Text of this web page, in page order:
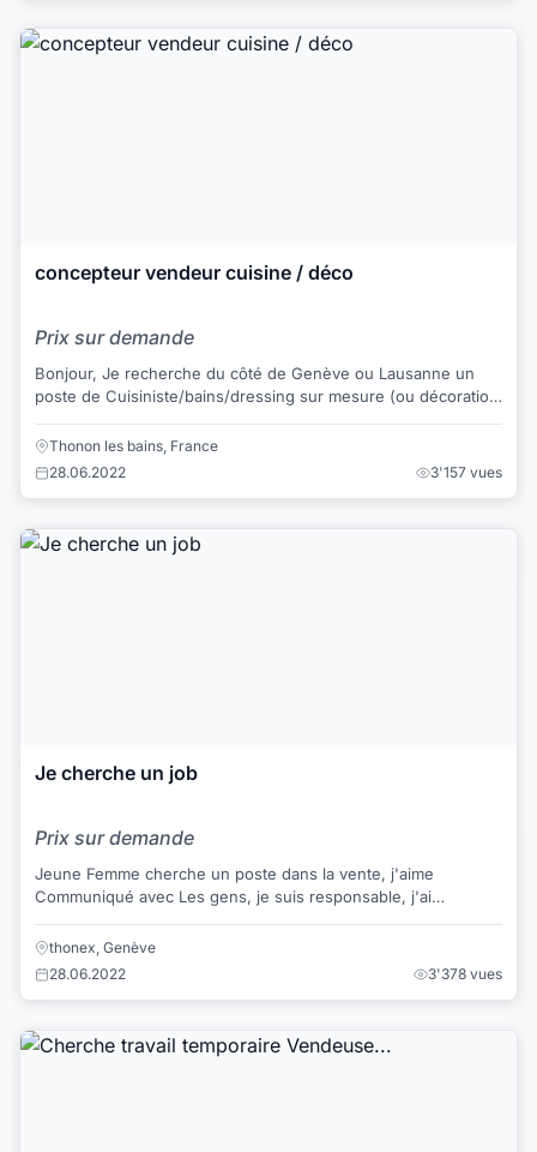
concepteur vendeur cuisine / déco
Prix sur demande
Bonjour, Je recherche du côté de Genève ou Lausanne un
poste de Cuisiniste/bains/dressing sur mesure (ou décoration
Thonon les bains, France
28.06.2022
3'157 vues
Je cherche un job
Prix sur demande
Jeune Femme cherche un poste dans la vente, j'aime
Communiqué avec Les gens, je suis responsable, j'ai
l'expirence dans la vente du textil, et dans la...
thonex, Genève
28.06.2022
3'378 vues